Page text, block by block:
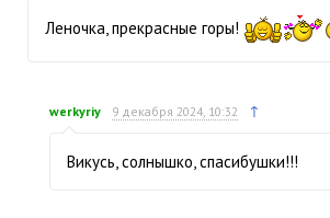
Леночка, прекрасные горы!
werkyriy 9 декабря 2024, 10:32 ↑
Викусь, солнышко, спасибушки!!!